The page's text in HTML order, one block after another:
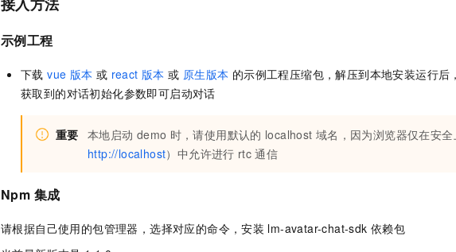
接入方法
示例工程
下载vue 版本 或 react 版本 或 原生版本 的示例工程压缩包，解压到本地安装运行后
获取到的对话初始化参数即可启动对话
重要 本地启动 demo 时，请使用默认的 localhost 域名，因为浏览器仅在安
http://localhost）中允许进行 rtc 通信
Npm 集成
请根据自己使用的包管理器，选择对应的命令，安装 lm-avatar-chat-sdk 依赖包